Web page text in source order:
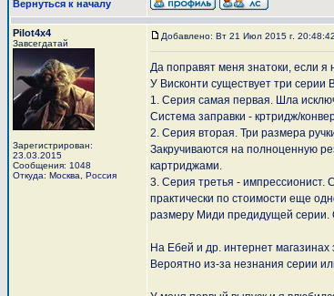
Вернуться к началу
Pilot4x4
Завсегдатай
Зарегистрирован:
23.03.2015
Сообщения: 1048
Откуда: Москва, Россия
Добавлено: Вт 21 Июл 2015 г. 20:48:42
Да поправят меня знатоки, если я
У Висконти существует три серии
1. Серия самая первая. Шла
Система заправки - кртридж/
2. Серия вторая. Три размера
Закручиваются на полноценную
картриджами.
3. Серия третья -
практически по стоимости еще
размеру Миди предидущей серии.
На Ебей и др. интернет магазинах
Вероятно из-за незнания серии